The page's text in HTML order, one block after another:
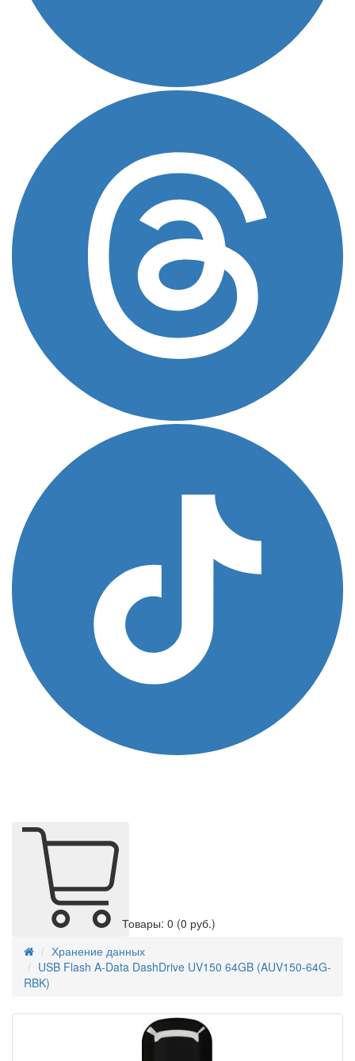
Товары: 0 (0 руб.)
Хранение данных
USB Flash A-Data DashDrive UV150 64GB (AUV150-64G-
RBK)